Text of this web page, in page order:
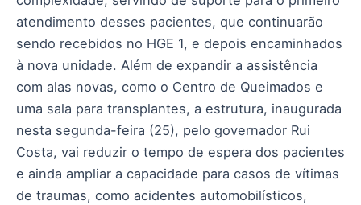
atendimento desses pacientes, que continuarão
sendo recebidos no HGE 1, e depois encaminhados
à nova unidade. Além de expandir a assistência
com alas novas, como o Centro de Queimados e
uma sala para transplantes, a estrutura, inaugurada
nesta segunda-feira (25), pelo governador Rui
Costa, vai reduzir o tempo de espera dos pacientes
e ainda ampliar a capacidade para casos de vítimas
de traumas, como acidentes automobilísticos,